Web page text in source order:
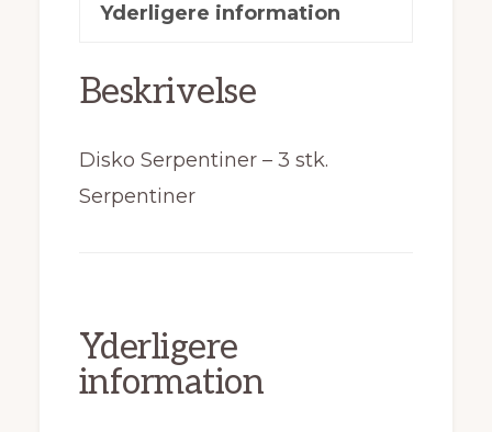
Yderligere information
Beskrivelse
Disko Serpentiner – 3 stk.
Serpentiner
Yderligere
information